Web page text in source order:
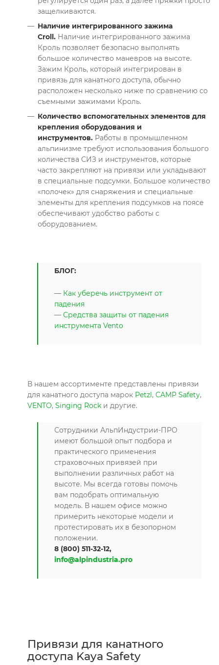
защелкиваются.
Наличие интегрированного зажима
Croll. Наличие интегрированного зажима
Кроль позволяет безопасно выполнять
большое количество маневров на высоте.
Зажим Кроль, который интегрирован в
привязь для канатного доступа, обычно
расположен несколько ниже по сравнению со
съемными зажимами Кроль.
Количество вспомогательных элементов для
крепления оборудования и
инструментов. Работы в промышленном
альпинизме требуют использования большого
количества СИЗ и инструментов, которые
часто закрепляют на привязи или укладывают
в специальные подсумки. Большое количество
«полочек» для снаряжения и специальные
элементы для крепления подсумков на поясе
обеспечивают удобство работы с
оборудованием.
БЛОГ:
— Как уберечь инструмент от
падения
— Средства защиты от падения
инструмента Vento
В нашем ассортименте представлены привязи
для канатного доступа марок Petzl, CAMP Safety,
VENTO, Singing Rock и другие.
Сотрудники АльпИндустрии-ПРО
имеют большой опыт подбора и
практического применения
страховочных привязей при
выполнении различных работ на
высоте. Мы всегда готовы помочь
вам подобрать оптимальную
модель. В нашем офисе можно
примерить некоторые модели и
протестировать их в безопорном
положении.
8 (800) 511-32-12,
info@alpindustria.pro
Привязи для канатного
доступа Kaya Safety